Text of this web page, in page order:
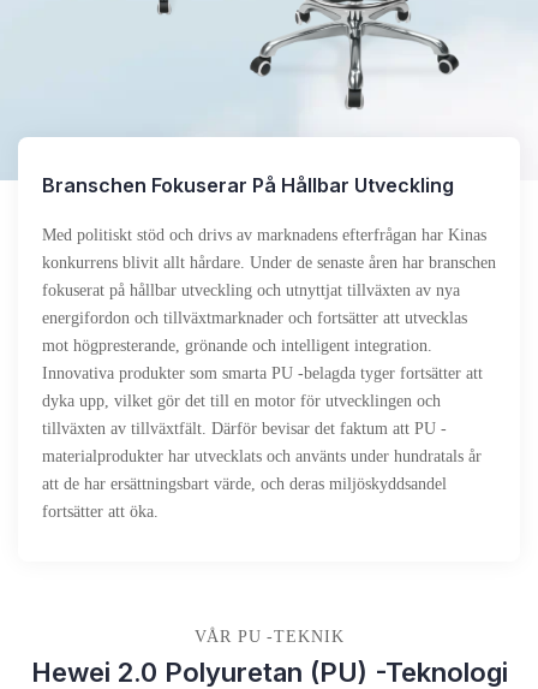
Branschen Fokuserar På Hållbar Utveckling
Med politiskt stöd och drivs av marknadens efterfrågan har Kinas
konkurrens blivit allt hårdare. Under de senaste åren har branschen
fokuserat på hållbar utveckling och utnyttjat tillväxten av nya
energifordon och tillväxtmarknader och fortsätter att utvecklas
mot högpresterande, grönande och intelligent integration.
Innovativa produkter som smarta PU -belagda tyger fortsätter att
dyka upp, vilket gör det till en motor för utvecklingen och
tillväxten av tillväxtfält. Därför bevisar det faktum att PU -
materialprodukter har utvecklats och använts under hundratals år
att de har ersättningsbart värde, och deras miljöskyddsandel
fortsätter att öka.
VÅR PU -TEKNIK
Hewei 2.0 Polyuretan (PU) -teknologi